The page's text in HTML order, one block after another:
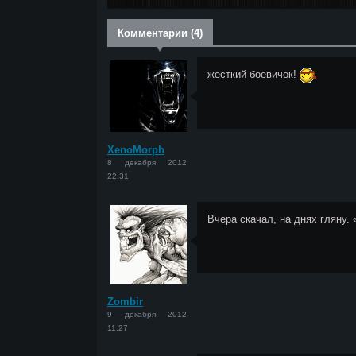
Комментарии (4)
XenoMorph
8 декабря 2012
22:31
жесткий боевичок!
Zombir
9 декабря 2012
11:27
Вчера скачал, на днях